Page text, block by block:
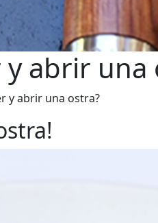
abrir una
y abrir una ostra?